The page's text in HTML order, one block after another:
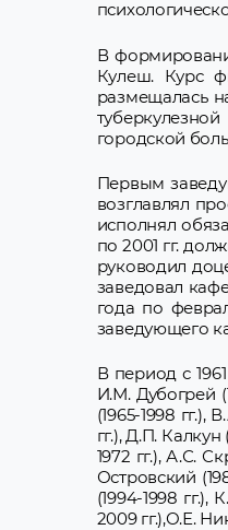
В
Кулеш. Курс
размещалась
городской
Первым
возглавлял
исполнял
по 2001 гг.
руководил
заведовал
года по
заведующего
В период с
И.М. Дубогрей
(1965-1998 гг.),
гг.), Д.П. Калкун
1972 гг.), А.С.
Островский
(1994-1998
2009 гг.),О.Е.